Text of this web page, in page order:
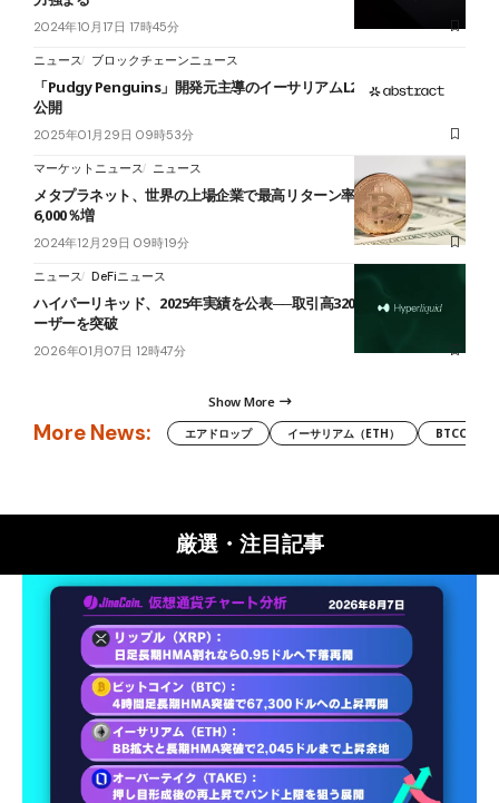
2024年10月17日 17時45分
ニュース ブロックチェーンニュース
「Pudgy Penguins」開発元主導のイーサリアムL2、メインネット
公開
2025年01月29日 09時53分
マーケットニュース ニュース
メタプラネット、世界の上場企業で最高リターン率達成｜時価総額
6,000％増
2024年12月29日 09時19分
ニュース DeFiニュース
ハイパーリキッド、2025年実績を公表──取引高320億ドル・140万ユ
ーザーを突破
2026年01月07日 12時47分
Show More
More News: エアドロップ イーサリアム（ETH） BTCC
厳選・注目記事